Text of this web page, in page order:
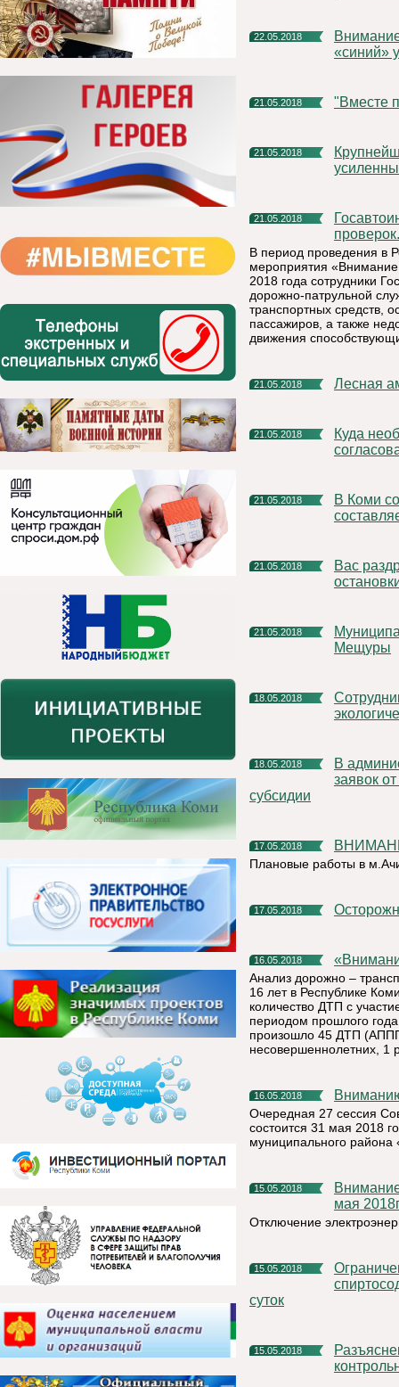
22.05.2018
Внимание!!! По тртенировке Установлен повышенный
«синий»
21.05.2018
21.05.2018
Крупнейший мировой турнир по футболу пройдет при
21.05.2018
Госавтоинспекторы проверят водителей во время массовых
проверок.
В период проведения в
мероприятия «Внимание
2018 года сотрудники
дорожно-патрульной
транспортных средств,
пассажиров, а также
движения
21.05.2018 Лесная
21.05.2018
Куда необходимо направлять для хранения акты
21.05.2018
В Коми собираемость взносов на капитальный ремонт
21.05.2018
Вас раздражают обклеенные рекламой автобусные
21.05.2018
Муниципалитет поддержит начинающих предпринимателей
Мещуры
18.05.2018
Сотрудники Финансового управления приняли участие в
18.05.2018
В администрации СП «Серегово» осуществляется прием
заявок
субсидии
17.05.2018
Плановые работы в
17.05.2018
16.05.2018
Анализ дорожно –
16 лет в Республике
количество ДТП с
периодом прошлого
произошло 45 ДТП
несовершеннолетних, 1
16.05.2018
Очередная 27 сессия
состоится 31 мая 2018
муниципального района
15.05.2018
Внимание населению!!! отключение электроэнергии 16 и 17
мая
Отключение
15.05.2018
Ограничение розничной продажи отдельных видов
суток
15.05.2018
Разъяснения по переходу на новый порядок применения